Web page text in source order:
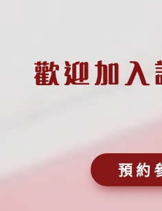
歡迎加入
預約